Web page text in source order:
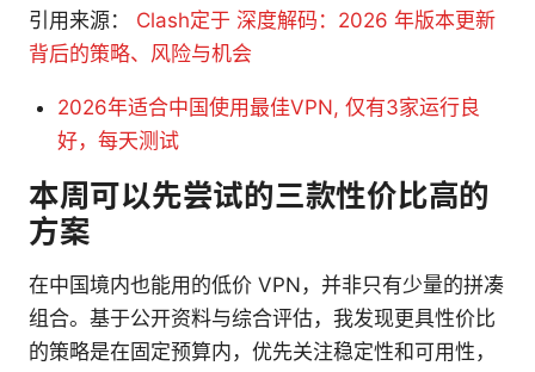
引用来源： Clash定于 深度解码：2026 年版本更新
背后的策略、风险与机会
2026年适合中国使用最佳VPN, 仅有3家运行良
好，每天测试
本周可以先尝试的三款性价比高的
方案
在中国境内也能用的低价 VPN，并非只有少量的拼凑
组合。基于公开资料与综合评估，我发现更具性价比
的策略是在固定预算内，优先关注稳定性和可用性，